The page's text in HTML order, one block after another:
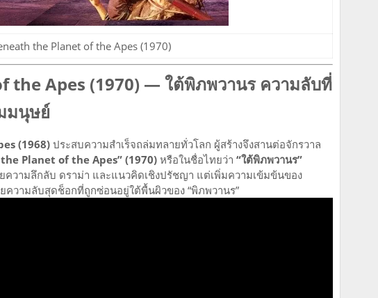
the Planet of the Apes (1970)
the Apes (1970) — ใต้พิภพวานร ความลับที่
มนุษย์
(1968) ประสบความสำเร็จถล่มทลายทั่วโลก ผู้สร้างจึงสานต่อจักรวาล
Planet of the Apes” (1970) หรือในชื่อไทยว่า “ใต้พิภพวานร”
ความลึกลับ ดราม่า และแนวคิดเชิงปรัชญา แต่เพิ่มความเข้มข้นของ
ความลับสุดช็อกที่ถูกซ่อนอยู่ใต้พื้นผิวของ “พิภพวานร”